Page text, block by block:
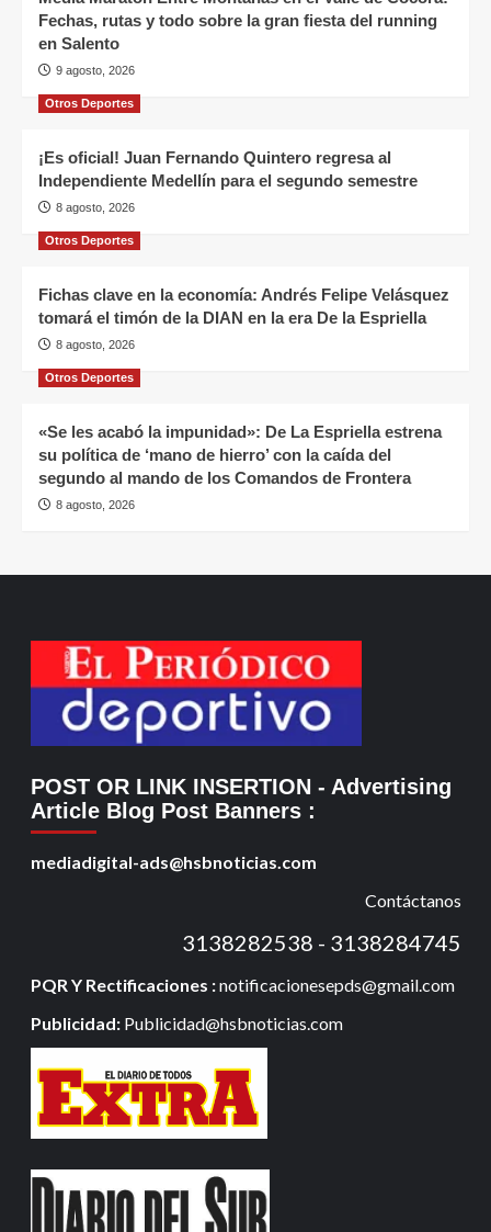
Fechas, rutas y todo sobre la gran fiesta del running
en Salento
9 agosto, 2026
Otros Deportes
¡Es oficial! Juan Fernando Quintero regresa al
Independiente Medellín para el segundo semestre
8 agosto, 2026
Otros Deportes
Fichas clave en la economía: Andrés Felipe Velásquez
tomará el timón de la DIAN en la era De la Espriella
8 agosto, 2026
Otros Deportes
«Se les acabó la impunidad»: De La Espriella estrena
su política de ‘mano de hierro’ con la caída del
segundo al mando de los Comandos de Frontera
8 agosto, 2026
POST OR LINK INSERTION - Advertising
Article Blog Post Banners :
mediadigital-ads@hsbnoticias.com
Contáctanos
3138282538 - 3138284745
PQR Y Rectificaciones :notificacionesepds@gmail.com
Publicidad: Publicidad@hsbnoticias.com